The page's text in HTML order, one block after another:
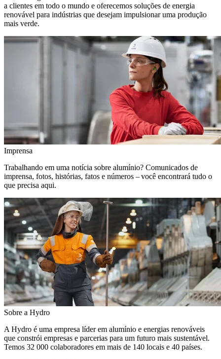
a clientes em todo o mundo e oferecemos soluções de energia
renovável para indústrias que desejam impulsionar uma produção
mais verde.
Imprensa
Trabalhando em uma notícia sobre alumínio? Comunicados de
imprensa, fotos, histórias, fatos e números – você encontrará tudo o
que precisa aqui.
Sobre a Hydro
A Hydro é uma empresa líder em alumínio e energias renováveis
que constrói empresas e parcerias para um futuro mais sustentável.
Temos 32 000 colaboradores em mais de 140 locais e 40 países.